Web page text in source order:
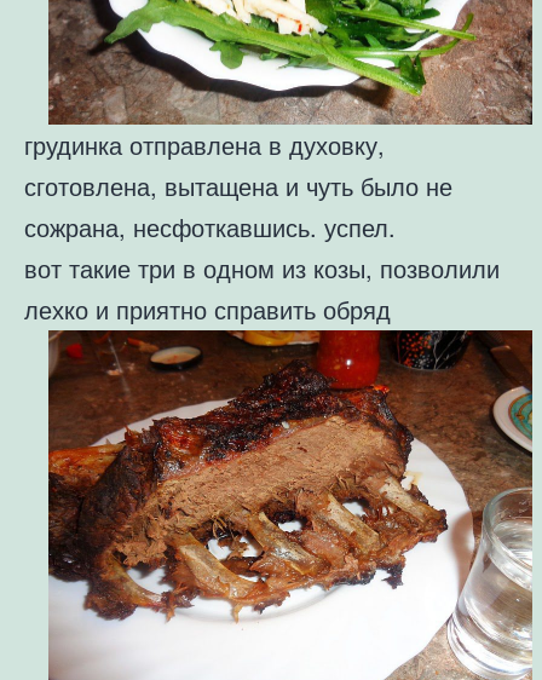
грудинка отправлена в духовку,
сготовлена, вытащена и чуть было не
сожрана, несфоткавшись. успел.
вот такие три в одном из козы, позволили
лехко и приятно справить обряд